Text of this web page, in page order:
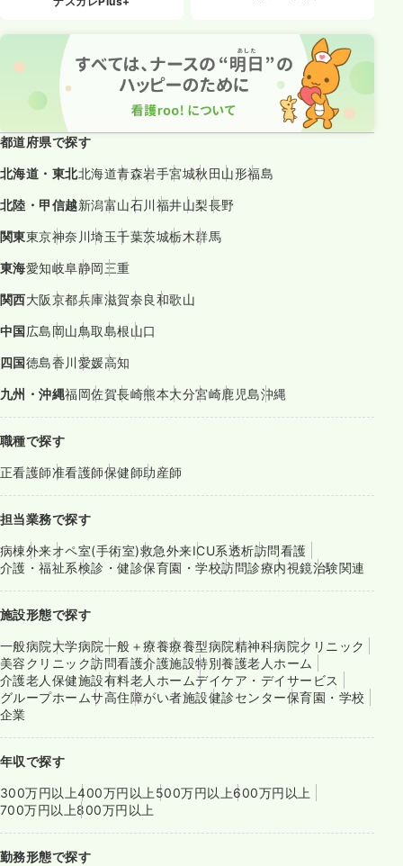
都道府県で探す
北海道・東北北海道青森岩手宮城秋田山形福島
北陸・甲信越新潟富山石川福井山梨長野
関東東京神奈川埼玉千葉茨城栃木群馬
東海愛知岐阜静岡三重
関西大阪京都兵庫滋賀奈良和歌山
中国広島岡山鳥取島根山口
四国徳島香川愛媛高知
九州・沖縄福岡佐賀長崎熊本大分宮崎鹿児島沖縄
職種で探す
正看護師准看護師保健師助産師
担当業務で探す
病棟外来オペ室(手術室)救急外来ICU系透析訪問看護
介護・福祉系検診・健診保育園・学校訪問診療内視鏡治験関連
施設形態で探す
一般病院大学病院一般＋療養療養型病院精神科病院クリニック
美容クリニック訪問看護介護施設特別養護老人ホーム
介護老人保健施設有料老人ホームデイケア・デイサービス
グループホームサ高住障がい者施設健診センター保育園・学校
企業
年収で探す
300万円以上400万円以上 500万円以上600万円以上
700万円以上800万円以上
勤務形態で探す